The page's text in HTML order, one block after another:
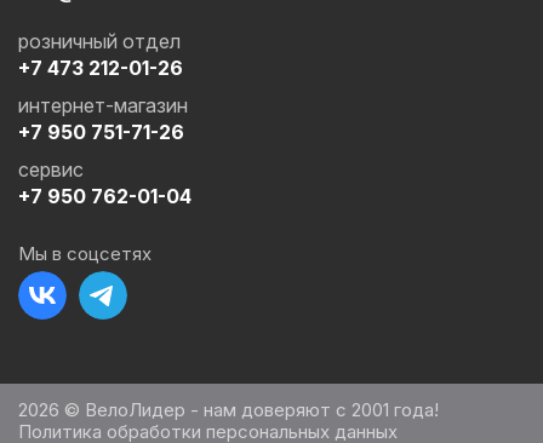
+7 473 212-01-26
розничный отдел
+7 950 751-71-26
интернет-магазин
+7 950 762-01-04
сервис
Мы в соцсетях
2026 © ВелоЛидер - нам доверяют с 2001 года!
Политика обработки персональных данных